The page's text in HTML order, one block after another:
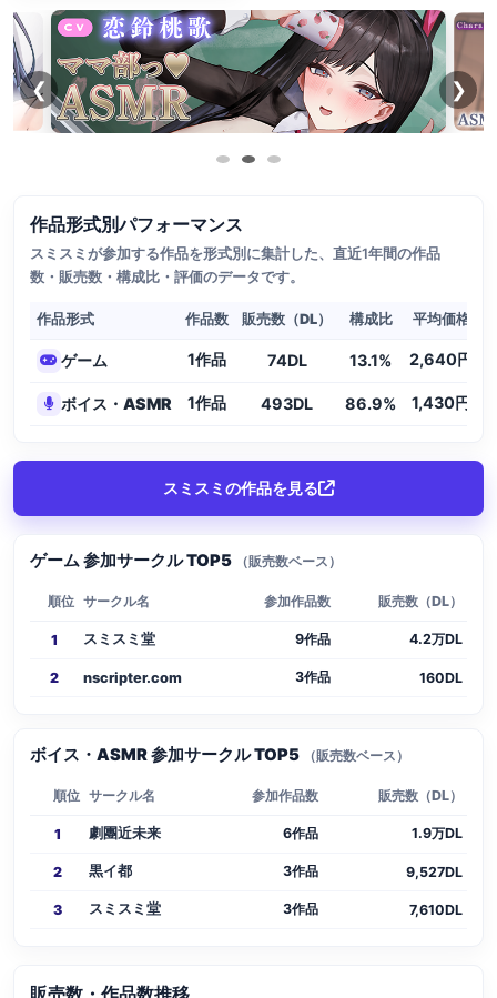
❮ ❯
作品形式別パフォーマンス
スミスミが参加する作品を形式別に集計した、直近1年間の作品
数・販売数・構成比・評価のデータです。
作品形式 作品数 販売数（DL） 構成比 平均価格
ゲーム 1作品 74DL 13.1% 2,640円
ボイス・ASMR 1作品 493DL 86.9% 1,430円
スミスミの作品を見る
ゲーム 参加サークル TOP5 （販売数ベース）
順位 サークル名 参加作品数 販売数（DL）
1 スミスミ堂 9作品 4.2万DL
2 nscripter.com 3作品 160DL
ボイス・ASMR 参加サークル TOP5 （販売数ベース）
順位 サークル名 参加作品数 販売数（DL）
1 劇團近未来 6作品 1.9万DL
2 黒イ都 3作品 9,527DL
3 スミスミ堂 3作品 7,610DL